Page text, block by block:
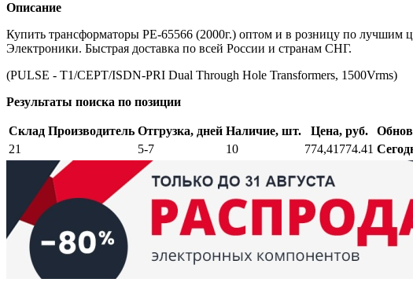
Описание
Купить трансформаторы PE-65566 (2000г.) оптом и в розницу по лучшим
Электроники. Быстрая доставка по всей России и странам СНГ.
(PULSE - T1/CEPT/ISDN-PRI Dual Through Hole Transformers, 1500Vrms)
Результаты поиска по позиции
Склад Производитель Отгрузка, дней Наличие, шт. Цена, руб.
21
5-7 10 774,41 774.41